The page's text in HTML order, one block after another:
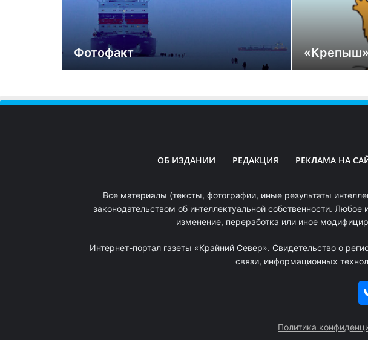
Фотофакт «Крепыш»
ОБ ИЗДАНИИ РЕДАКЦИЯ РЕКЛАМА НА
Все материалы (тексты, фотографии, иные результаты
законодательством об интеллектуальной собственности.
изменение, переработка или иное
Интернет-портал газеты «Крайний Север». Свидетельство о
связи, информационных
Политика